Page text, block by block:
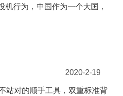
机行为，中国作为一个大国，
2020-2-19
站对的顺手工具，双重标准背